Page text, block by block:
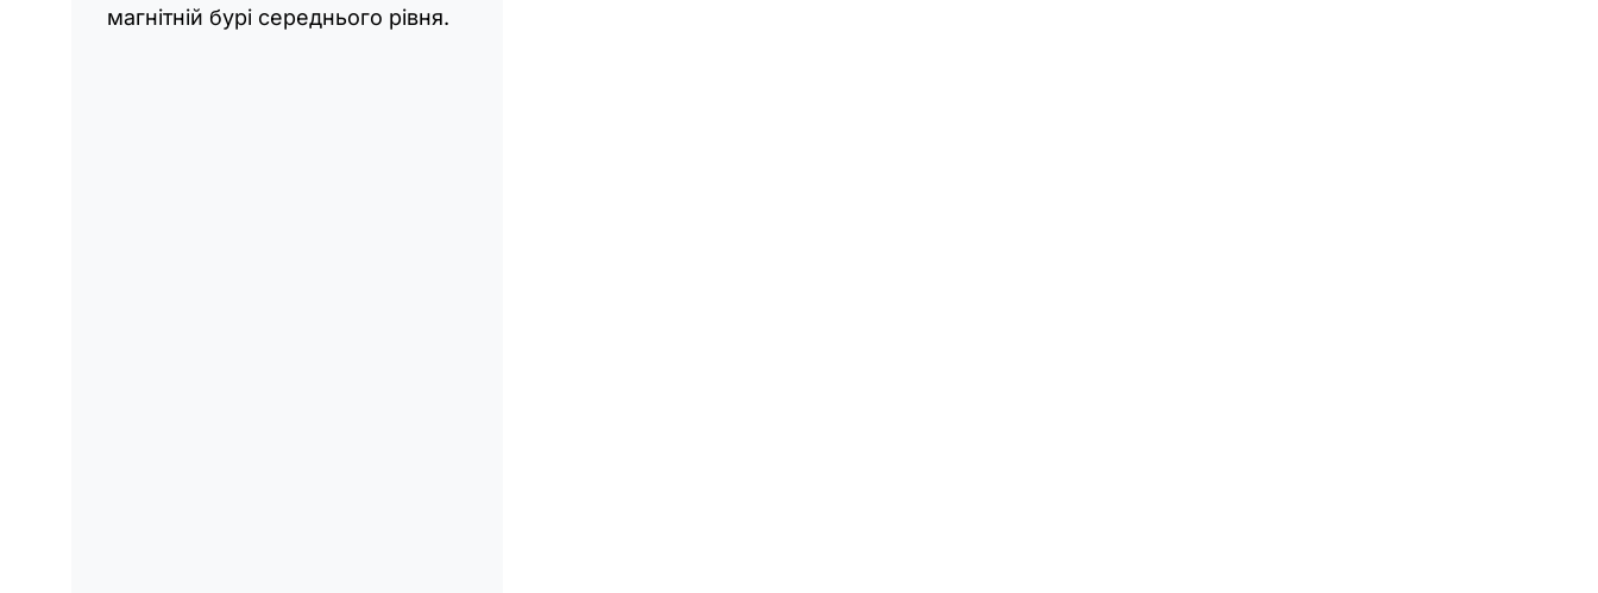
магнітній бурі середнього рівня.